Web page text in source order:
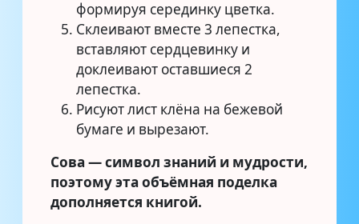
формируя серединку цветка.
Склеивают вместе 3 лепестка,
вставляют сердцевинку и
доклеивают оставшиеся 2
лепестка.
Рисуют лист клёна на бежевой
бумаге и вырезают.
Сова — символ знаний и мудрости,
поэтому эта объёмная поделка
дополняется книгой.